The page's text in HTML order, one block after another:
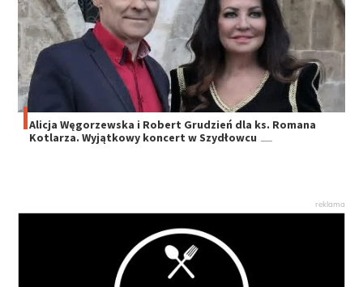
Alicja Węgorzewska i Robert Grudzień dla ks. Romana
Kotlarza. Wyjątkowy koncert w Szydłowcu